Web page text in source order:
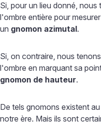
Si, pour un lieu donné,
l'ombre entière pour
un gnomon azimutal.
Si, on contraire, nous
l'ombre en marquant sa
gnomon de hauteur.
De tels gnomons existent
notre ère. Mais ils sont